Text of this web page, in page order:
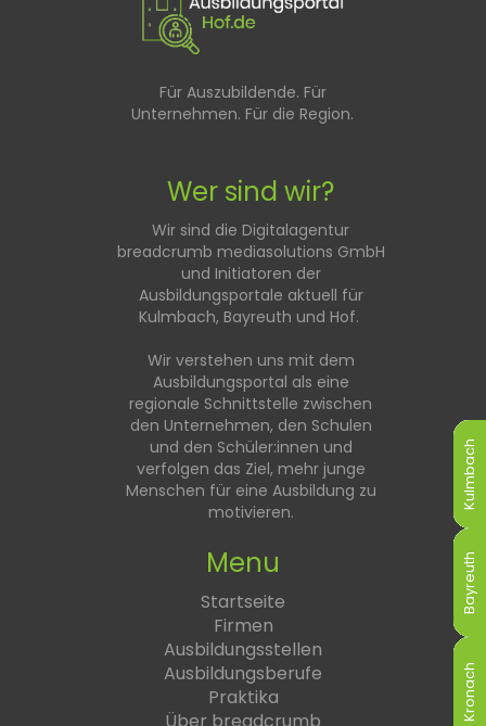
Kulmbach
Bayreuth
Kronach
Kulmbach
Bayreuth
Kronach
Kulmbach
Bayreuth
Kronach
Kulmbach
Bayreuth
Kronach
Kulmbach
Bayreuth
Kronach
Kulmbach
Bayreuth
Kronach
Für Auszubildende. Für
Unternehmen. Für die Region.
Wer sind wir?
Wir sind die Digitalagentur
breadcrumb mediasolutions GmbH
und Initiatoren der
Ausbildungsportale aktuell für
Kulmbach, Bayreuth und Hof.
Wir verstehen uns mit dem
Ausbildungsportal als eine
regionale Schnittstelle zwischen
den Unternehmen, den Schulen
und den Schüler:innen und
verfolgen das Ziel, mehr junge
Menschen für eine Ausbildung zu
motivieren.
Menu
Startseite
Firmen
Ausbildungsstellen
Ausbildungsberufe
Praktika